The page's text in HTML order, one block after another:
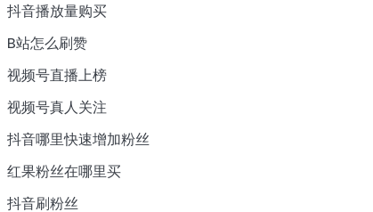
抖音播放量购买
B站怎么刷赞
视频号直播上榜
视频号真人关注
抖音哪里快速增加粉丝
红果粉丝在哪里买
抖音刷粉丝